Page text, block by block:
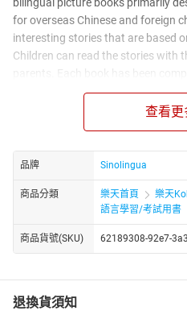
for overseas Chinese and foreign
interesting stories that are based
Children can read the stories with
Chinese in the UK and consists of
popular sentence structures.
recur throughout the book to help
查看更
品牌 Sinolingua
商品分類 樂天首頁 樂天
語言學習/考試用書
商品貨號(SKU) 62189308-92e7-
退換貨須知